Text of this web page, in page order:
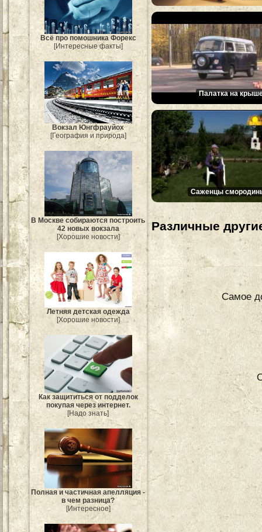
Всё про помошника Форекс
[Интересные факты]
Вокзал Юнгфрауйох
[География и природа]
В Москве собираются построить
42 новых вокзала
[Хорошие новости]
Летняя детская одежда
[Хорошие новости]
Как защититься от подделок
покупая через интернет.
[Надо знать]
Полная и частичная апелляция -
в чем разница?
[Интересное]
Палатка на
Саженцы
Различные
Самое